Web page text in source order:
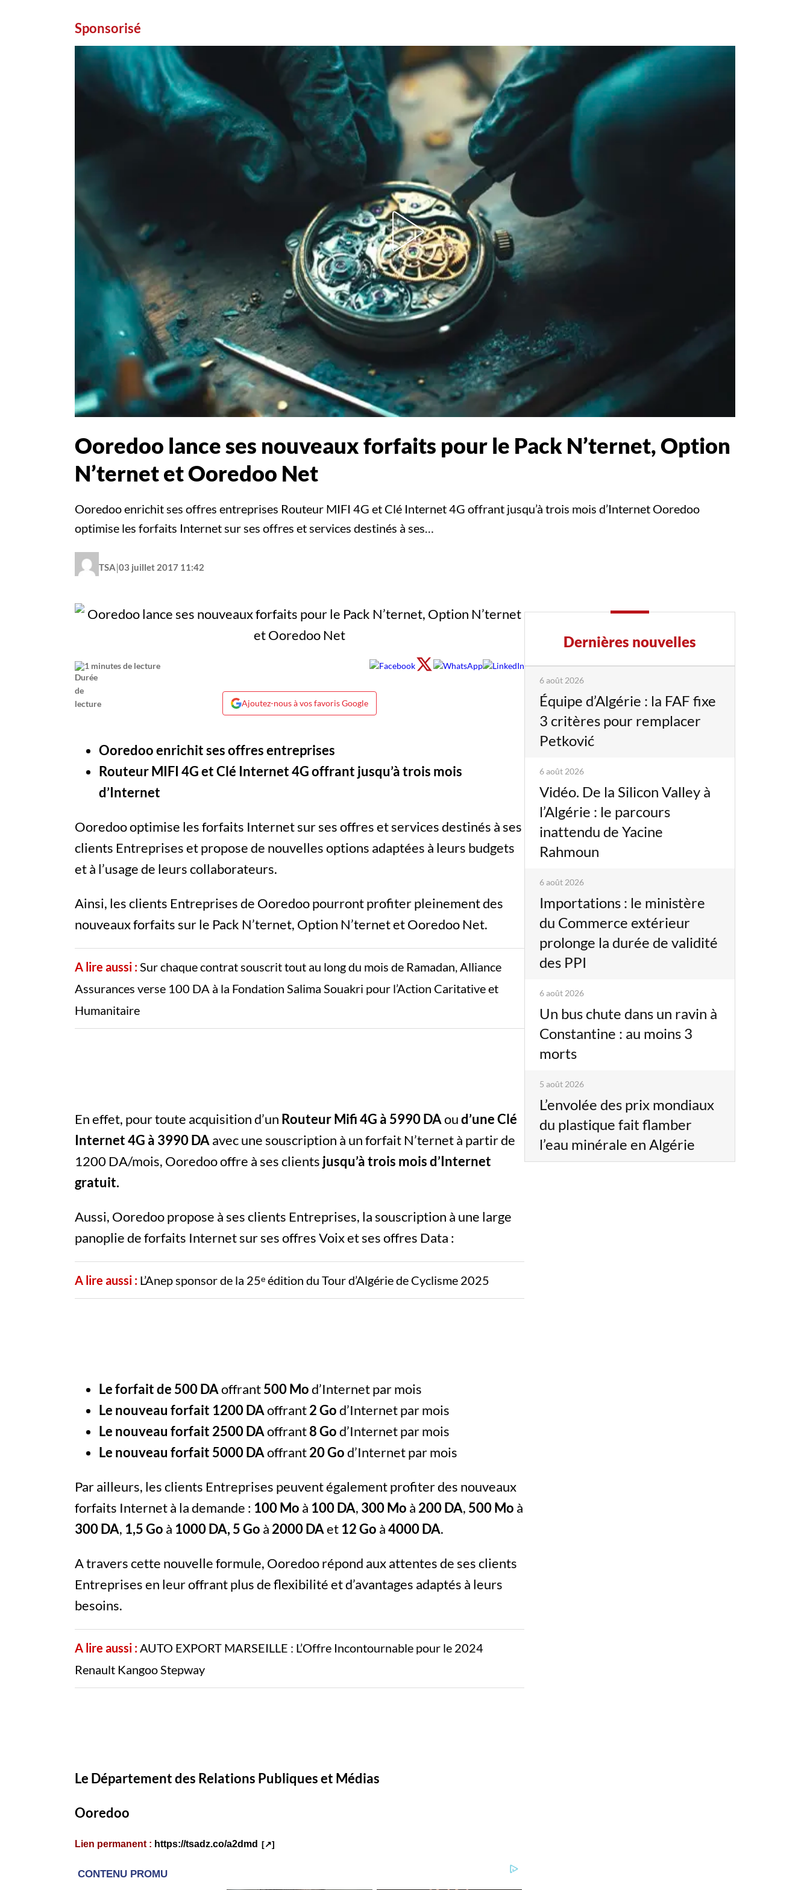
Sponsorisé
Ooredoo lance ses nouveaux forfaits pour le Pack N’ternet, Option
N’ternet et Ooredoo Net
Ooredoo enrichit ses offres entreprises Routeur MIFI 4G et Clé Internet 4G offrant jusqu’à trois mois d’Internet Ooredoo
optimise les forfaits Internet sur ses offres et services destinés à ses…
TSA|03 juillet 2017 11:42
1 minutes de lecture
Ajoutez-nous à vos favoris Google
Ooredoo enrichit ses offres entreprises
Routeur MIFI 4G et Clé Internet 4G offrant jusqu’à trois mois
d’Internet
Ooredoo optimise les forfaits Internet sur ses offres et services destinés à ses
clients Entreprises et propose de nouvelles options adaptées à leurs budgets
et à l’usage de leurs collaborateurs.
Ainsi, les clients Entreprises de Ooredoo pourront profiter pleinement des
nouveaux forfaits sur le Pack N’ternet, Option N’ternet et Ooredoo Net.
A lire aussi :Sur chaque contrat souscrit tout au long du mois de Ramadan, Alliance
Assurances verse 100 DA à la Fondation Salima Souakri pour l’Action Caritative et
Humanitaire
En effet, pour toute acquisition d’un Routeur Mifi 4G à 5990 DAoud’une Clé
Internet 4G à 3990 DA avec une souscription à un forfait N’ternet à partir de
1200 DA/mois, Ooredoo offre à ses clients jusqu’à trois mois d’Internet
gratuit.
Aussi, Ooredoo propose à ses clients Entreprises, la souscription à une large
panoplie de forfaits Internet sur ses offres Voix et ses offres Data :
A lire aussi : L’Anep sponsor de la 25ᵉ édition du Tour d’Algérie de Cyclisme 2025
Le forfait de 500 DAoffrant500 Mod’Internet par mois
Le nouveau forfait 1200 DAoffrant2 God’Internet par mois
Le nouveau forfait 2500 DAoffrant8 God’Internet par mois
Le nouveau forfait 5000 DAoffrant20 God’Internet par mois
Par ailleurs, les clients Entreprises peuvent également profiter des nouveaux
forfaits Internet à la demande : 100 Mo à 100 DA, 300 Mo à 200 DA, 500 Mo à
300 DA, 1,5 Go à 1000 DA, 5 Go à 2000 DAet 12 Go à4000 DA.
A travers cette nouvelle formule, Ooredoo répond aux attentes de ses clients
Entreprises en leur offrant plus de flexibilité et d’avantages adaptés à leurs
besoins.
A lire aussi :AUTO EXPORT MARSEILLE : L’Offre Incontournable pour le 2024
Renault Kangoo Stepway
Le Départementdes Relations Publiques et Médias
Ooredoo
Lien permanent : https://tsadz.co/a2dmd
Dernières nouvelles
6 août 2026
Équipe d’Algérie : la FAF fixe
3 critères pour remplacer
Petković
6 août 2026
Vidéo. De la Silicon Valley à
l’Algérie : le parcours
inattendu de Yacine
Rahmoun
6 août 2026
Importations : le ministère
du Commerce extérieur
prolonge la durée de validité
des PPI
6 août 2026
Un bus chute dans un ravin à
Constantine : au moins 3
morts
5 août 2026
L’envolée des prix mondiaux
du plastique fait flamber
l’eau minérale en Algérie